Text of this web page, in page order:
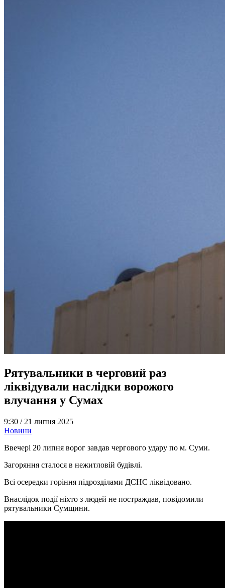
Рятувальники в черговий раз
ліквідували наслідки ворожого
влучання у Сумах
9:30 / 21 липня 2025
Новини
Ввечері 20 липня ворог завдав чергового удару по м. Суми.
Загоряння сталося в нежитловій будівлі.
Всі осередки горіння підрозділами ДСНС ліквідовано.
Внаслідок події ніхто з людей не постраждав, повідомили
рятувальники Сумщини.